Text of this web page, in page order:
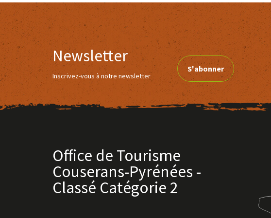
Newsletter
Inscrivez-vous à notre newsletter
S'abonner
Office de Tourisme
Couserans-Pyrénées -
Classé Catégorie 2